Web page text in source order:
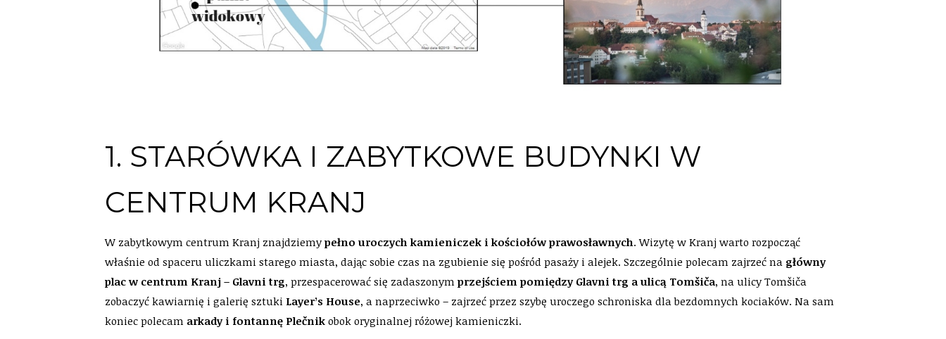
1. STARÓWKA I ZABYTKOWE BUDYNKI W
CENTRUM KRANJ
W zabytkowym centrum Kranj znajdziemypełno uroczych kamieniczek i kościołów prawosławnych. Wizytę w Kranj warto rozpocząć
właśnie od spaceru uliczkami starego miasta, dając sobie czas na zgubienie się pośród pasaży i alejek. Szczególnie polecam zajrzeć na główny
plac w centrum Kranj – Glavni trg, przespacerować się zadaszonymprzejściem pomiędzy Glavni trg a ulicą Tomšiča, na ulicy Tomšiča
zobaczyć kawiarnię i galerię sztuki Layer’s House, a naprzeciwko – zajrzeć przez szybę uroczego schroniska dla bezdomnych kociaków. Na sam
koniec polecam arkady i fontannę Plečnik obok oryginalnej różowej kamieniczki.